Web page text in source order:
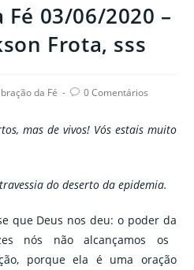
Fé 03/06/2020 –
Frota, sss
da Fé
Post0 Comentários
mas de vivos! Vós estais muito
do deserto da epidemia.
que Deus nos deu: o poder da
nós não alcançamos os
porque ela é uma oração